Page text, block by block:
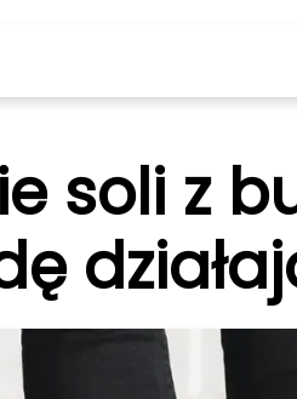
soli z